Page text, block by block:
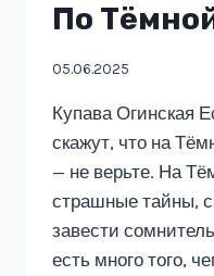
По
05.06.2025
Купава Огинская
скажут, что на
— не верьте. На
страшные тайны,
завести
есть много того,